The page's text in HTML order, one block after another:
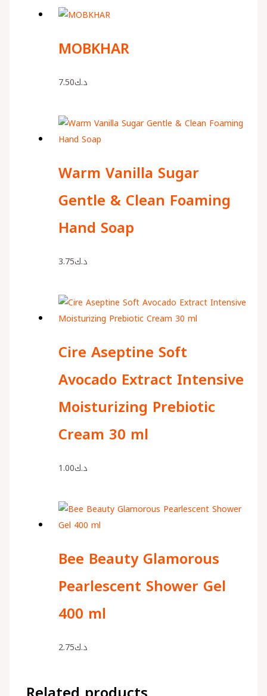
MOBKHAR
د.ك7.50
Warm Vanilla Sugar
Gentle & Clean Foaming
Hand Soap
د.ك3.75
Cire Aseptine Soft
Avocado Extract Intensive
Moisturizing Prebiotic
Cream 30 ml
د.ك1.00
Bee Beauty Glamorous
Pearlescent Shower Gel
400 ml
د.ك2.75